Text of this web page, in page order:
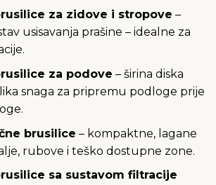
za zidove i stropove –
usisavanja prašine – idealne za
za podove – širina diska
snaga za pripremu podloge prije
brusilice – kompaktne, lagane
rubove i teško dostupne zone.
sa sustavom filtracije